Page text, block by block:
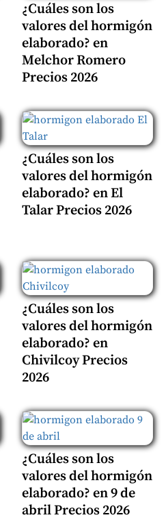
¿Cuáles son los
valores del hormigón
elaborado? en
Melchor Romero
Precios 2026
¿Cuáles son los
valores del hormigón
elaborado? en El
Talar Precios 2026
¿Cuáles son los
valores del hormigón
elaborado? en
Chivilcoy Precios
2026
¿Cuáles son los
valores del hormigón
elaborado? en 9 de
abril Precios 2026